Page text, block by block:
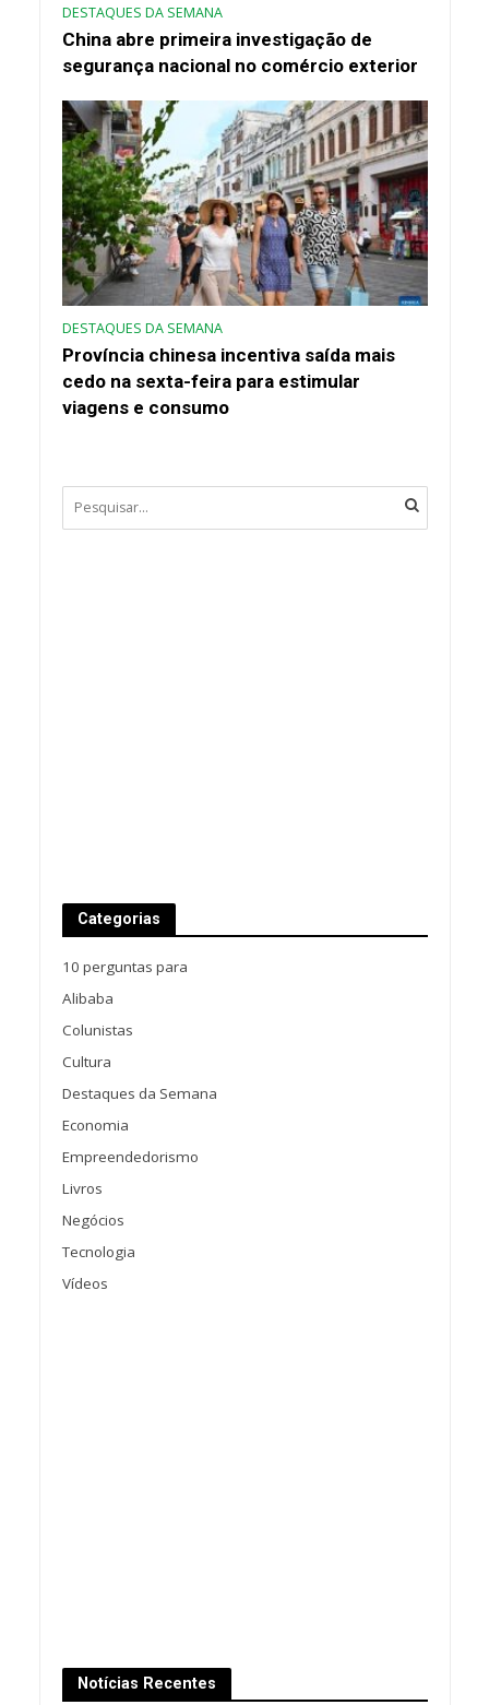
DESTAQUES DA SEMANA
China abre primeira investigação de
segurança nacional no comércio exterior
DESTAQUES DA SEMANA
Província chinesa incentiva saída mais
cedo na sexta-feira para estimular
viagens e consumo
Categorias
10 perguntas para
Alibaba
Colunistas
Cultura
Destaques da Semana
Economia
Empreendedorismo
Livros
Negócios
Tecnologia
Vídeos
Notícias Recentes